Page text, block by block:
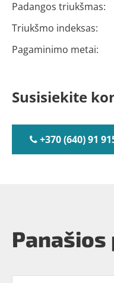
Padangos triukšmas:
Triukšmo indeksas:
Pagaminimo metai:
Susisiekite
+370 (640) 91
Panašios